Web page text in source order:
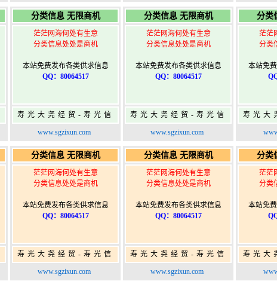
分类信息 无限商机
茫茫网海何处有生意
分类信息处处是商机
本站免费发布各类供求信息
QQ：80064517
寿光大尧经贸-寿光信
息网-免费信息发布网-
www.sgzixun.com
分类信息 无限商机
茫茫网海何处有生意
分类信息处处是商机
本站免费发布各类供求信息
QQ：80064517
寿光大尧经贸-寿光信
息网-免费信息发布网-
www.sgzixun.com
分类
茫茫
分类
本站免
寿光大
息网-
分类信息 无限商机
茫茫网海何处有生意
分类信息处处是商机
本站免费发布各类供求信息
QQ：80064517
寿光大尧经贸-寿光信
息网-免费信息发布网-
www.sgzixun.com
分类信息 无限商机
茫茫网海何处有生意
分类信息处处是商机
本站免费发布各类供求信息
QQ：80064517
寿光大尧经贸-寿光信
息网-免费信息发布网-
www.sgzixun.com
分类
茫茫
分类
本站免
寿光大
息网-